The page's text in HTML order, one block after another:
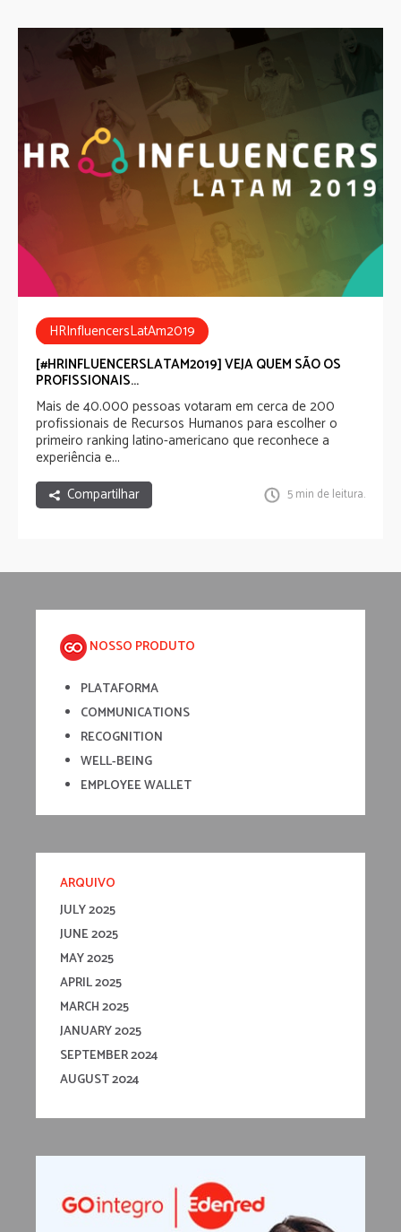
HRInfluencersLatAm2019
[#HRINFLUENCERSLATAM2019] VEJA QUEM SÃO OS
PROFISSIONAIS...
Mais de 40.000 pessoas votaram em cerca de 200
profissionais de Recursos Humanos para escolher o
primeiro ranking latino-americano que reconhece a
experiência e...
Compartilhar
5 min de leitura.
NOSSO PRODUTO
PLATAFORMA
COMMUNICATIONS
RECOGNITION
WELL-BEING
EMPLOYEE WALLET
ARQUIVO
JULY 2025
JUNE 2025
MAY 2025
APRIL 2025
MARCH 2025
JANUARY 2025
SEPTEMBER 2024
AUGUST 2024